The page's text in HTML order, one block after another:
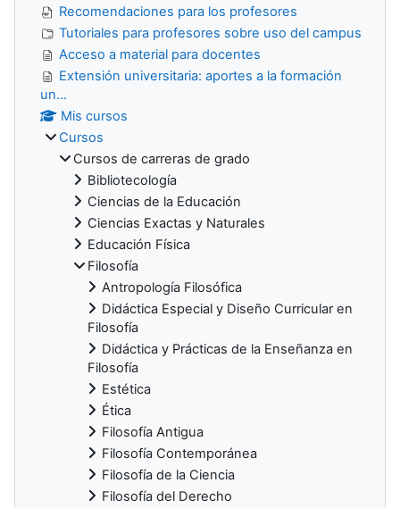
Recomendaciones para los profesores
Tutoriales para profesores sobre uso del campus
Acceso a material para docentes
Extensión universitaria: aportes a la formación
un...
Mis cursos
Cursos
Cursos de carreras de grado
Bibliotecología
Ciencias de la Educación
Ciencias Exactas y Naturales
Educación Física
Filosofía
Antropología Filosófica
Didáctica Especial y Diseño Curricular en
Filosofía
Didáctica y Prácticas de la Enseñanza en
Filosofía
Estética
Ética
Filosofía Antigua
Filosofía Contemporánea
Filosofía de la Ciencia
Filosofía del Derecho